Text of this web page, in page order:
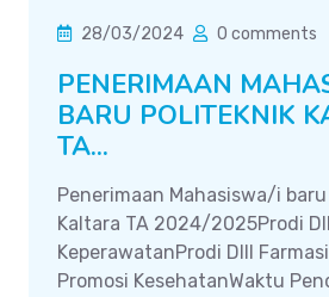
28/03/2024 0 comments
PENERIMAAN
BARU POLITEKNIK
TA...
Penerimaan Mahasiswa/i
Kaltara TA 2024/2025Prodi DIII
KeperawatanProdi DIII
Promosi KesehatanWaktu